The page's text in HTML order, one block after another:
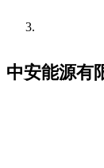
中安能源有